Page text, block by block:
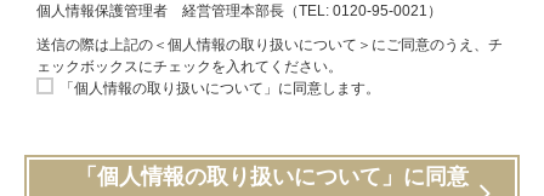
個人情報保護管理者 経営管理本部長（TEL: 0120-95-0021）
送信の際は上記の＜個人情報の取り扱いについて＞にご同意のうえ、チ
ェックボックスにチェックを入れてください。
「個人情報の取り扱いについて」に同意します。
「個人情報の取り扱いについて」に同意